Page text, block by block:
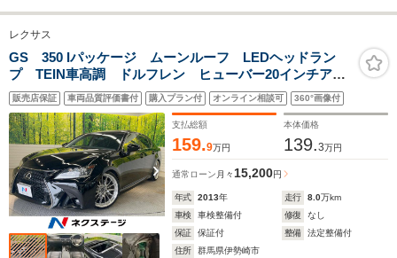
レクサス
GS 350 Iパッケージ ムーンルーフ LEDヘッドラン
プ TEIN車高調 ドルフレン ヒューバー20インチアル
ミホイール 後期ルック 前席ベンチレーション付シー
トヒーター ブラック革シート クルーズコントロール
販売店保証 車両品質評価書付 購入プラン付 オンライン相談可 360°画像付
支払総額
159.9万円
本体価格
139.3万円
通常ローン 月々 15,200円
年式 2013年 走行 8.0万km
車検
車検整備付 修復
なし
保証
保証付 整備
法定整備付
住所
群馬県伊勢崎市